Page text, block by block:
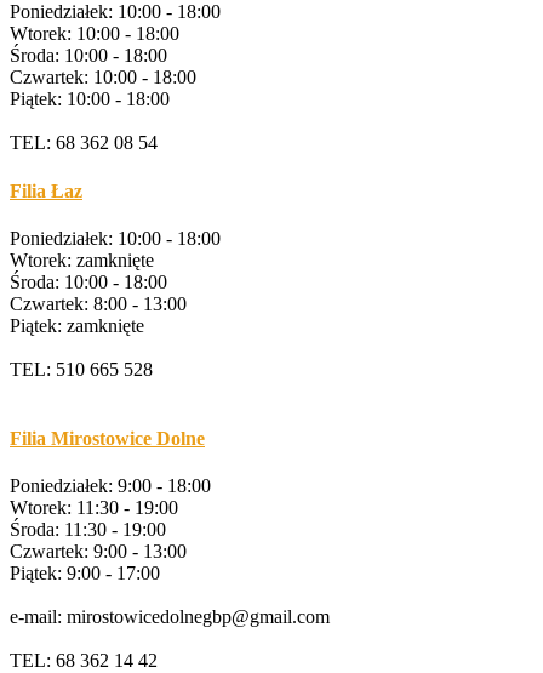
Poniedziałek: 10:00 - 18:00
Wtorek: 10:00 - 18:00
Środa: 10:00 - 18:00
Czwartek: 10:00 - 18:00
Piątek: 10:00 - 18:00
TEL: 68 362 08 54
Filia Łaz
Poniedziałek: 10:00 - 18:00
Wtorek: zamknięte
Środa: 10:00 - 18:00
Czwartek: 8:00 - 13:00
Piątek: zamknięte
TEL: 510 665 528
Filia Mirostowice Dolne
Poniedziałek: 9:00 - 18:00
Wtorek: 11:30 - 19:00
Środa: 11:30 - 19:00
Czwartek: 9:00 - 13:00
Piątek: 9:00 - 17:00
e-mail: mirostowicedolnegbp@gmail.com
TEL: 68 362 14 42